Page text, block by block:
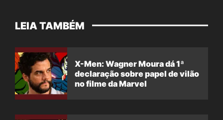
LEIA TAMBÉM
X-Men: Wagner Moura dá 1ª
declaração sobre papel de vilão
no filme da Marvel